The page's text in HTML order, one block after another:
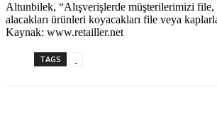
Altunbilek, “Alışverişlerde müşterilerimizi file,
alacakları ürünleri koyacakları file veya
Kaynak: www.retailler.net
TAGS